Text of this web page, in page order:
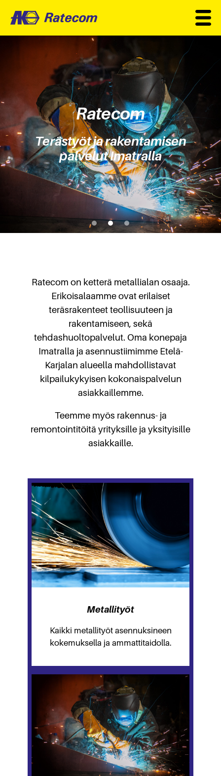
Ratecom
Terästyöt ja rakentamisen
palvelut Imatralla
Ratecom on ketterä metallialan osaaja.
Erikoisalaamme ovat erilaiset
teräsrakenteet teollisuuteen ja
rakentamiseen, sekä
tehdashuoltopalvelut. Oma konepaja
Imatralla ja asennustiimimme Etelä-
Karjalan alueella mahdollistavat
kilpailukykyisen kokonaispalvelun
asiakkaillemme.
Teemme myös rakennus- ja
remontointitöitä yrityksille ja yksityisille
asiakkaille.
Metallityöt
Kaikki metallityöt asennuksineen
kokemuksella ja ammattitaidolla.